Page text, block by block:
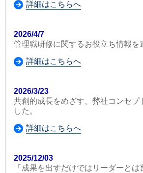
詳細はこちらへ
2026/4/7
管理職研修に関するお役立ち情報を
詳細はこちらへ
2026/3/23
共創的成長をめざす、弊社コンセプ
した。
詳細はこちらへ
2025/12/03
「成果を出すだけではリーダーと